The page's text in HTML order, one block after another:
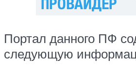
Портал данного ПФ
следующую